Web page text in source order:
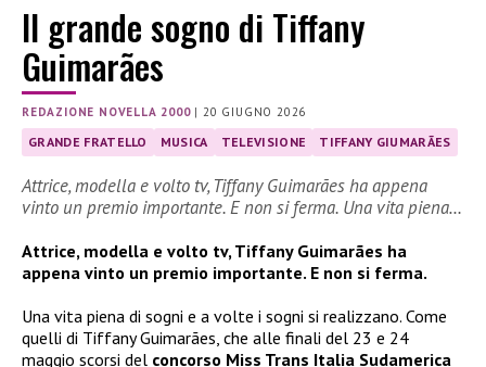
Il grande sogno di Tiffany
Guimarães
REDAZIONE NOVELLA 2000|20 GIUGNO 2026
GRANDE FRATELLO MUSICA TELEVISIONE TIFFANY GIUMARÃES
Attrice, modella e volto tv, Tiffany Guimarães ha appena
vinto un premio importante. E non si ferma. Una vita piena…
Attrice, modella e volto tv, Tiffany Guimarães ha
appena vinto un premio importante. E non si ferma.
Una vita piena di sogni e a volte i sogni si realizzano. Come
quelli di Tiffany Guimarães, che alle finali del 23 e 24
maggio scorsi del concorso Miss Trans Italia Sudamerica